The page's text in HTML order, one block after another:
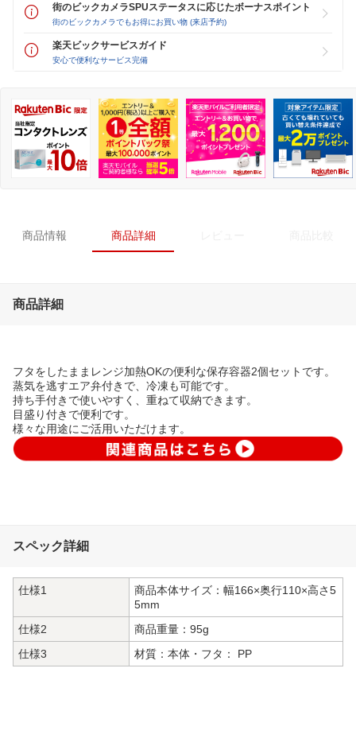
街のビックカメラSPUステータスに応じたボーナスポイント
街のビックカメラでもお得にお買い物 (来店予約)
楽天ビックサービスガイド
安心で便利なサービス完備
商品情報 商品詳細
商品詳細
フタをしたままレンジ加熱OKの便利な保存容器2個セットです。
蒸気を逃すエア弁付きで、冷凍も可能です。
持ち手付きで使いやすく、重ねて収納できます。
目盛り付きで便利です。
様々な用途にご活用いただけます。
スペック詳細
仕様1
商品本体サイズ：幅166×奥行110×高さ5
5mm
仕様2
商品重量：95g
仕様3
材質：本体・フタ： PP